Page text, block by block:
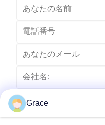
Grace